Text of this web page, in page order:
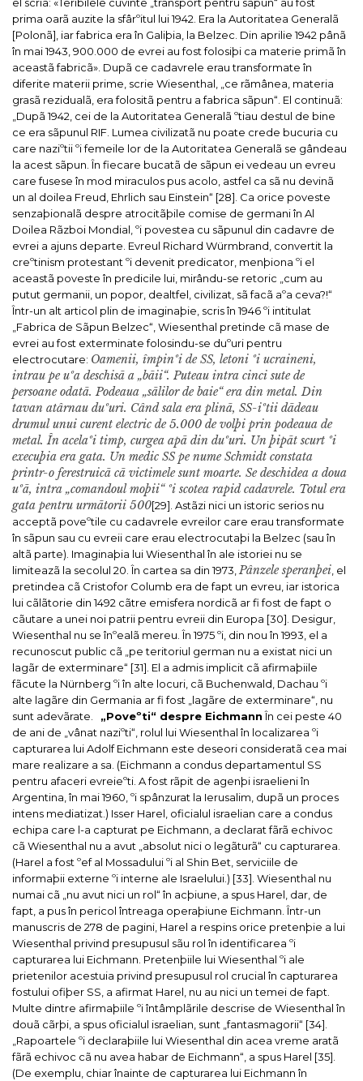
el scria: «Teribilele cuvinte „transport pentru sãpun“ au fost
prima oarã auzite la sfârºitul lui 1942. Era la Autoritatea Generalã
[Polonã], iar fabrica era în Galiþia, la Belzec. Din aprilie 1942 pânã
în mai 1943, 900.000 de evrei au fost folosiþi ca materie primã în
aceastã fabricã». Dupã ce cadavrele erau transformate în
diferite materii prime, scrie Wiesenthal, „ce rãmânea, materia
grasã rezidualã, era folositã pentru a fabrica sãpun“. El continuã:
„Dupã 1942, cei de la Autoritatea Generalã ºtiau destul de bine
ce era sãpunul RIF. Lumea civilizatã nu poate crede bucuria cu
care naziºtii ºi femeile lor de la Autoritatea Generalã se gândeau
la acest sãpun. În fiecare bucatã de sãpun ei vedeau un evreu
care fusese în mod miraculos pus acolo, astfel ca sã nu devinã
un al doilea Freud, Ehrlich sau Einstein“ [28]. Ca orice poveste
senzaþionalã despre atrocitãþile comise de germani în Al
Doilea Rãzboi Mondial, ºi povestea cu sãpunul din cadavre de
evrei a ajuns departe. Evreul Richard Würmbrand, convertit la
creºtinism protestant ºi devenit predicator, menþiona ºi el
aceastã poveste în predicile lui, mirându-se retoric „cum au
putut germanii, un popor, dealtfel, civilizat, sã facã aºa ceva?!“
Într-un alt articol plin de imaginaþie, scris în 1946 ºi intitulat
„Fabrica de Sãpun Belzec“, Wiesenthal pretinde cã mase de
evrei au fost exterminate folosindu-se duºuri pentru
electrocutare: Oamenii, împinºi de SS, letoni ºi ucraineni,
intrau pe uºa deschisã a „bãii“. Puteau intra cinci sute de
persoane odatã. Podeaua „sãlilor de baie“ era din metal. Din
tavan atârnau duºuri. Când sala era plinã, SS-iºtii dãdeau
drumul unui curent electric de 5.000 de volþi prin podeaua de
metal. În acelaºi timp, curgea apã din duºuri. Un þipãt scurt ºi
execuþia era gata. Un medic SS pe nume Schmidt constata
printr-o ferestruicã cã victimele sunt moarte. Se deschidea a doua
uºã, intra „comandoul moþii“ ºi scotea rapid cadavrele. Totul era
gata pentru urmãtorii 500[29]. Astãzi nici un istoric serios nu
acceptã poveºtile cu cadavrele evreilor care erau transformate
în sãpun sau cu evreii care erau electrocutaþi la Belzec (sau în
altã parte). Imaginaþia lui Wiesenthal în ale istoriei nu se
limiteazã la secolul 20. În cartea sa din 1973,Pânzele speranþei, el
pretindea cã Cristofor Columb era de fapt un evreu, iar istorica
lui cãlãtorie din 1492 cãtre emisfera nordicã ar fi fost de fapt o
cãutare a unei noi patrii pentru evreii din Europa [30]. Desigur,
Wiesenthal nu se înºealã mereu. În 1975 ºi, din nou în 1993, el a
recunoscut public cã „pe teritoriul german nu a existat nici un
lagãr de exterminare“ [31]. El a admis implicit cã afirmaþiile
fãcute la Nürnberg ºi în alte locuri, cã Buchenwald, Dachau ºi
alte lagãre din Germania ar fi fost „lagãre de exterminare“, nu
sunt adevãrate.
„Poveºti“ despre Eichmann În cei peste 40
de ani de „vânat naziºti“, rolul lui Wiesenthal în localizarea ºi
capturarea lui Adolf Eichmann este deseori consideratã cea mai
mare realizare a sa. (Eichmann a condus departamentul SS
pentru afaceri evreieºti. A fost rãpit de agenþi israelieni în
Argentina, în mai 1960, ºi spânzurat la Ierusalim, dupã un proces
intens mediatizat.) Isser Harel, oficialul israelian care a condus
echipa care l-a capturat pe Eichmann, a declarat fãrã echivoc
cã Wiesenthal nu a avut „absolut nici o legãturã“ cu capturarea.
(Harel a fost ºef al Mossadului ºi al Shin Bet, serviciile de
informaþii externe ºi interne ale Israelului.) [33]. Wiesenthal nu
numai cã „nu avut nici un rol“ în acþiune, a spus Harel, dar, de
fapt, a pus în pericol întreaga operaþiune Eichmann. Într-un
manuscris de 278 de pagini, Harel a respins orice pretenþie a lui
Wiesenthal privind presupusul sãu rol în identificarea ºi
capturarea lui Eichmann. Pretenþiile lui Wiesenthal ºi ale
prietenilor acestuia privind presupusul rol crucial în capturarea
fostului ofiþer SS, a afirmat Harel, nu au nici un temei de fapt.
Multe dintre afirmaþiile ºi întâmplãrile descrise de Wiesenthal în
douã cãrþi, a spus oficialul israelian, sunt „fantasmagorii“ [34].
„Rapoartele ºi declaraþiile lui Wiesenthal din acea vreme aratã
fãrã echivoc cã nu avea habar de Eichmann“, a spus Harel [35].
(De exemplu, chiar înainte de capturarea lui Eichmann în